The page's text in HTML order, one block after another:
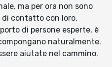
ma per ora non sono
contatto con loro.
di persone esperte, è
naturalmente.
aiutate nel cammino.